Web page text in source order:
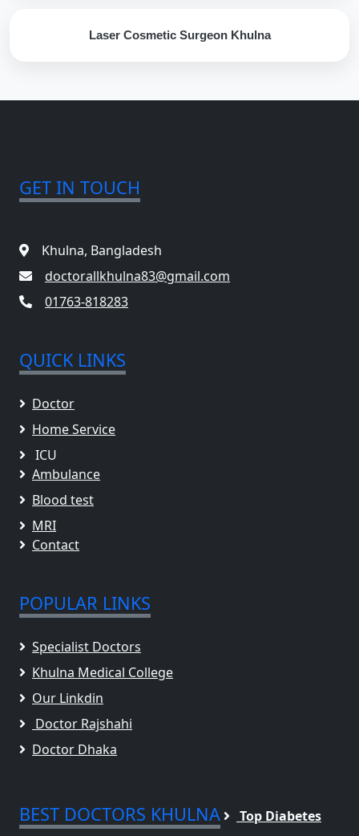
Laser Cosmetic Surgeon Khulna
GET IN TOUCH
Khulna, Bangladesh
doctorallkhulna83@gmail.com
01763-818283
QUICK LINKS
Doctor
Home Service
ICU
Ambulance
Blood test
MRI
Contact
POPULAR LINKS
Specialist Doctors
Khulna Medical College
Our Linkdin
Doctor Rajshahi
Doctor Dhaka
BEST DOCTORS KHULNA Top Diabetes